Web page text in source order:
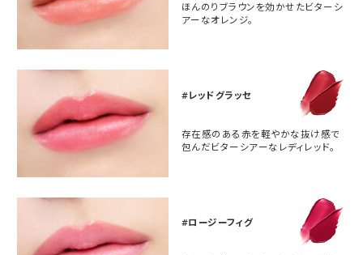
ほんのりブラウンを効かせたビターシ
アーなオレンジ。
#レッドグラッセ
存在感のある赤を軽やかな抜け感で
包んだビターシアーなレディレッド。
#ロージーフィグ